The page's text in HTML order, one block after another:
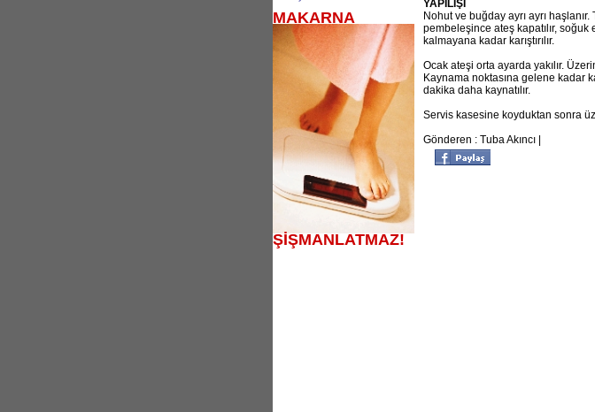
MAKARNA
ŞİŞMANLATMAZ!
YAPILIŞI
Nohut ve buğday ayrı ayrı
pembeleşince ateş kapatılır, soğuk
kalmayana kadar karıştırılır.
Ocak ateşi orta ayarda yakılır.
Kaynama noktasına gelene kadar
dakika daha kaynatılır.
Servis kasesine koyduktan sonra
Gönderen : Tuba Akıncı |